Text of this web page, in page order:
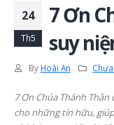
24
Th5
7 Ơn
suy
By Hoài An
7 Ơn Chúa Thánh
cho những tín hữu,